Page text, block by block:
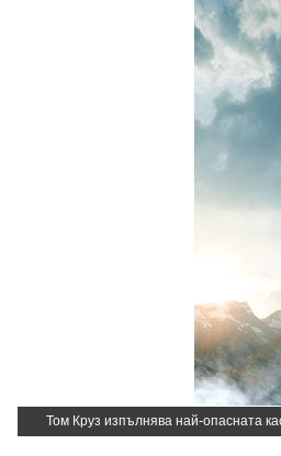
Том Круз изпълнява най-опасната